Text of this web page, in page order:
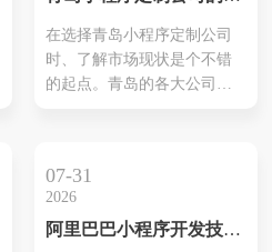
食品生鲜小程序开发解决方
案。 一、自有开发解决方案
1.自有品牌小程序开发 ...
在选择青岛小程序定制公司
时、了解市场现状是个不错
的起点。青岛的各大公司如
推出新功能。用户反馈显
示，不同的小程序能满足多
样化需求、这样提升了客户
07-31
2026
阿里巴巴小程序开发技